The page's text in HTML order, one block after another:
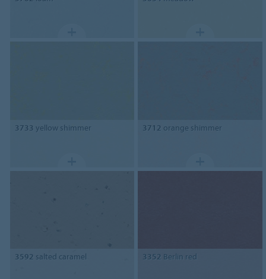
3733 yellow shimmer 3712 orange shimmer
3592 salted caramel 3352 Berlin red